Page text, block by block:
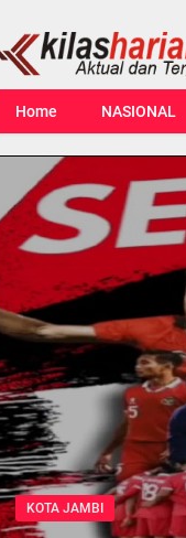
Home NASIONAL
KOTA JAMBI